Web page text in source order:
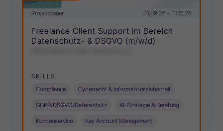
Projektdauer 01.09.26 - 31.12.26
Freelance Client Support im Bereich
Datenschutz- & DSGVO (m/w/d)
SKILLS
Compliance
Cyberrecht & Informationssicherheit
GDPR/DSGVO/Datenschutz KI-Strategie & Beratung
Kundenservice Key Account Management